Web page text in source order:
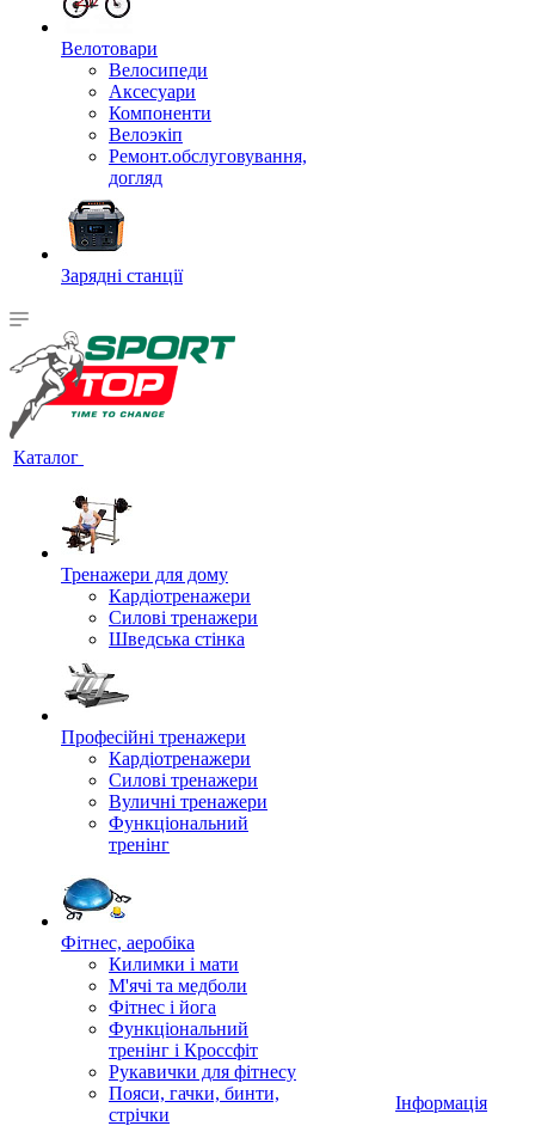
Велотовари
Велосипеди
Аксесуари
Компоненти
Велоэкіп
Ремонт.обслуговування,
догляд
Зарядні станції
Каталог
Тренажери для дому
Кардіотренажери
Силові тренажери
Шведська стінка
Професійні тренажери
Кардіотренажери
Силові тренажери
Вуличні тренажери
Функціональний
тренінг
Фітнес, аеробіка
Килимки і мати
М'ячі та медболи
Фітнес і йога
Функціональний
тренінг і Кроссфіт
Рукавички для фітнесу
Пояси, гачки, бинти,
стрічки
Інформація